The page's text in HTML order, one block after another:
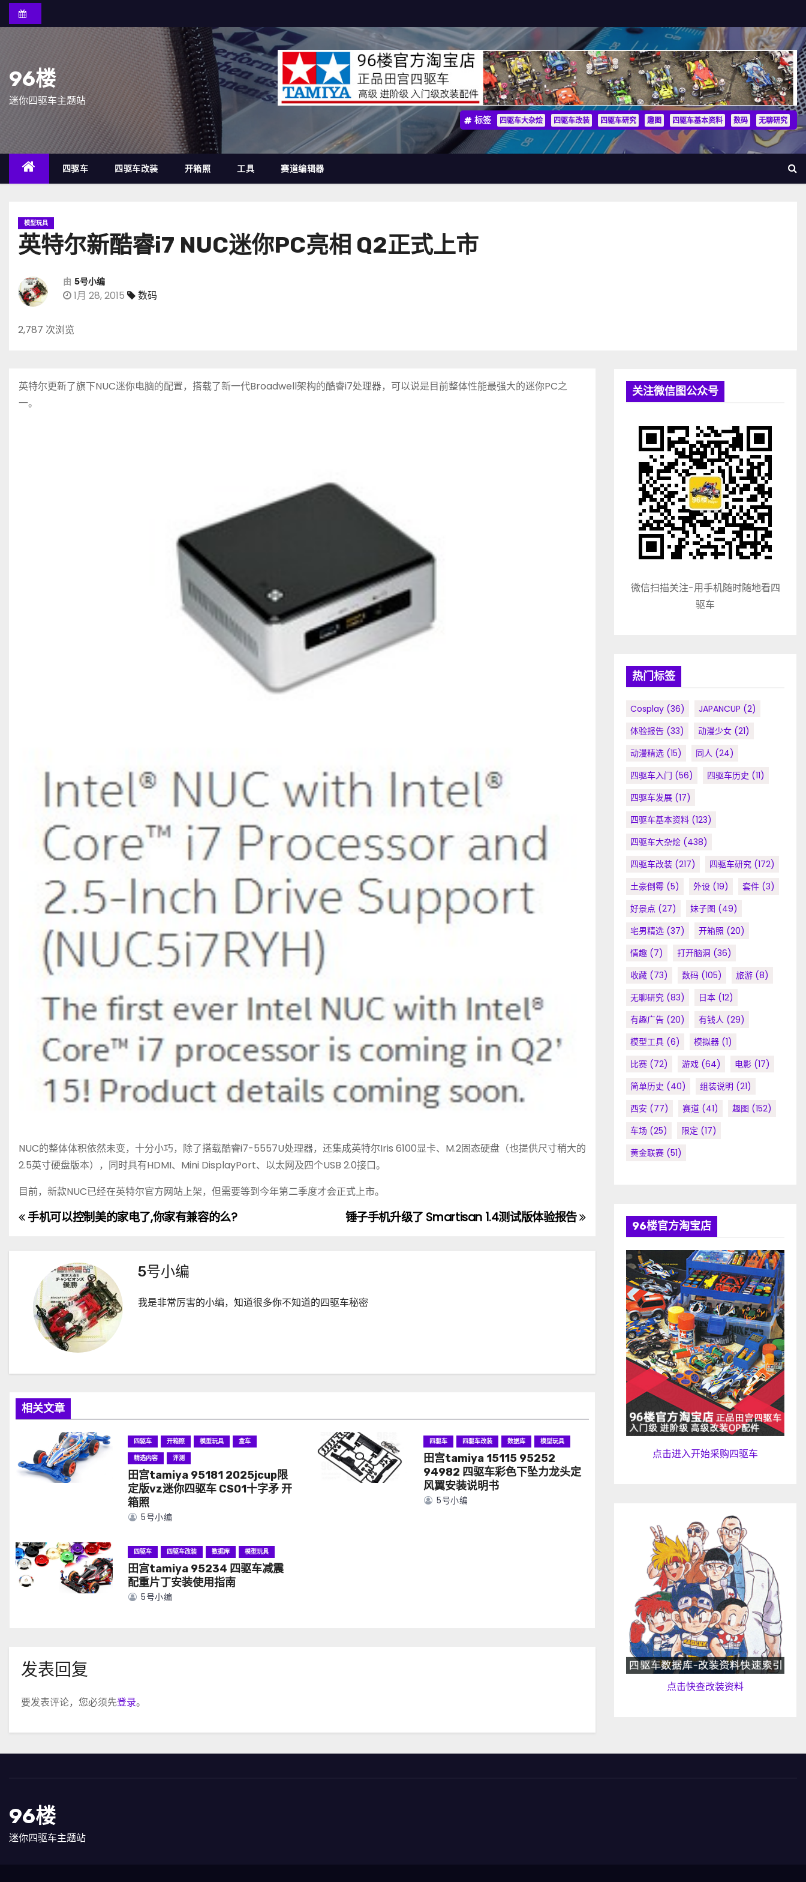
至
96楼
迷你四驱车主题站
标签 四驱车大杂烩 四驱车改装 四驱车研究 趣图 四驱车基本资料 数码 无聊研究
四驱车 四驱车改装 开箱照 工具 赛道编辑器
模型玩具
英特尔新酷睿i7 NUC迷你PC亮相 Q2正式上市
由 5号小编
1月 28, 2015 数码
2,787 次浏览
英特尔更新了旗下NUC迷你电脑的配置，搭载了新一代Broadwell架构的酷睿i7处理器，可以说是目前整体性能最强大的迷你PC之
一。
NUC的整体体积依然未变，十分小巧，除了搭载酷睿i7-5557U处理器，还集成英特尔Iris 6100显卡、M.2固态硬盘（也提供尺寸稍大的
2.5英寸硬盘版本），同时具有HDMI、Mini DisplayPort、以太网及四个USB 2.0接口。
目前，新款NUC已经在英特尔官方网站上架，但需要等到今年第二季度才会正式上市。
文
航
锤子手机升级了 Smartisan 1.4测试版体验报告
手机可以控制美的家电了,你家有兼容的么?
5号小编
我是非常厉害的小编，知道很多你不知道的四驱车秘密
相关文章
四驱车 开箱照 模型玩具
盒车
精选内容
评测
田宫tamiya 95181 2025jcup限
定版vz迷你四驱车 CS01十字矛 开
箱照
5号小编
四驱车 四驱车改装 数据库 模型玩具
田宫tamiya 15115 95252
94982 四驱车彩色下坠力龙头定
风翼安装说明书
5号小编
四驱车 四驱车改装 数据库 模型玩具
田宫tamiya 95234 四驱车减震
配重片丁安装使用指南
5号小编
发表回复
要发表评论，您必须先登录。
关注微信图公众号
微信扫描关注-用手机随时随地看四
驱车
热门标签
Cosplay (36) JAPANCUP (2)
体验报告 (33) 动漫少女 (21)
动漫精选 (15) 同人 (24)
四驱车入门 (56) 四驱车历史 (11)
四驱车发展 (17)
四驱车基本资料 (123)
四驱车大杂烩 (438)
四驱车改装 (217) 四驱车研究 (172)
土豪倒霉 (5) 外设 (19) 套件 (3)
好景点 (27) 妹子图 (49)
宅男精选 (37) 开箱照 (20)
情趣 (7) 打开脑洞 (36)
收藏 (73) 数码 (105) 旅游 (8)
无聊研究 (83) 日本 (12)
有趣广告 (20) 有钱人 (29)
模型工具 (6) 模拟器 (1)
比赛 (72) 游戏 (64) 电影 (17)
简单历史 (40) 组装说明 (21)
西安 (77) 赛道 (41) 趣图 (152)
车场 (25) 限定 (17)
黄金联赛 (51)
96楼官方淘宝店
点击进入开始采购四驱车
点击快查改装资料
96楼
迷你四驱车主题站